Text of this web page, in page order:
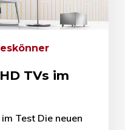
TVs im
Test Die neuen